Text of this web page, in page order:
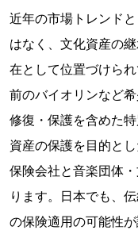
近年の市場トレンド
はなく、文化資産の
在として位置づけら
前のバイオリンなど
修復・保護を含めた
資産の保護を目的と
保険会社と音楽団体
ります。日本でも、
の保険適用の可能性